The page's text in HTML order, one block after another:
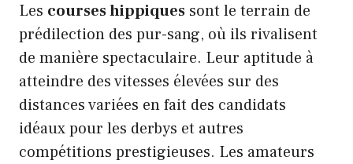
Les courses hippiques sont le terrain de
prédilection des pur-sang, où ils rivalisent
de manière spectaculaire. Leur aptitude à
atteindre des vitesses élevées sur des
distances variées en fait des candidats
idéaux pour les derbys et autres
compétitions prestigieuses. Les amateurs